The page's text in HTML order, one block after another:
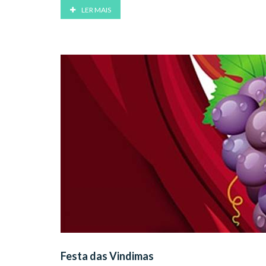
LER MAIS
Festa das Vindimas